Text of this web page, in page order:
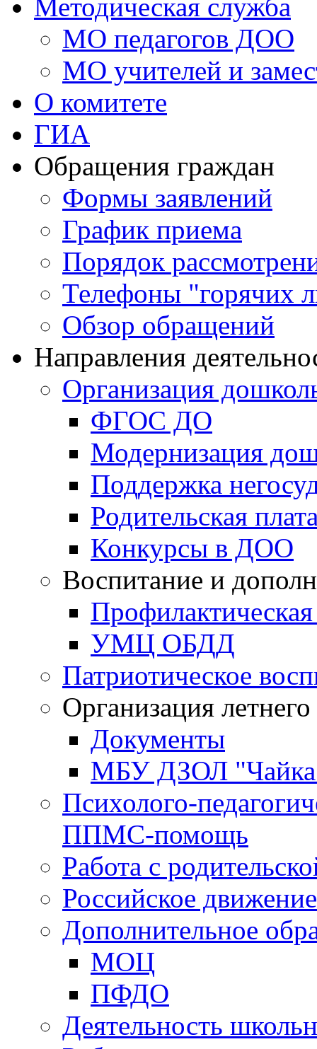
Методическая служба
МО педагогов ДОО
МО учителей и
О комитете
ГИА
Обращения граждан
Формы заявлений
График приема
Порядок
Телефоны "горячих
Обзор обращений
Направления
Организация
ФГОС ДО
Модернизация
Поддержка
Родительская
Конкурсы в ДОО
Воспитание и
Профилактическая
УМЦ ОБДД
Патриотическое
Организация
Документы
МБУ ДЗОЛ
Психолого-
ППМС-помощь
Работа с
Российское
Дополнительное
МОЦ
ПФДО
Деятельность